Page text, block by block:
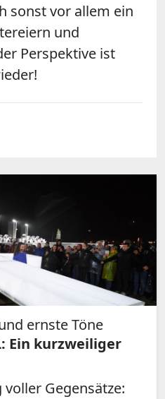
sonst vor allem ein
und
Perspektive ist
ernste Töne
Ein kurzweiliger
voller Gegensätze: